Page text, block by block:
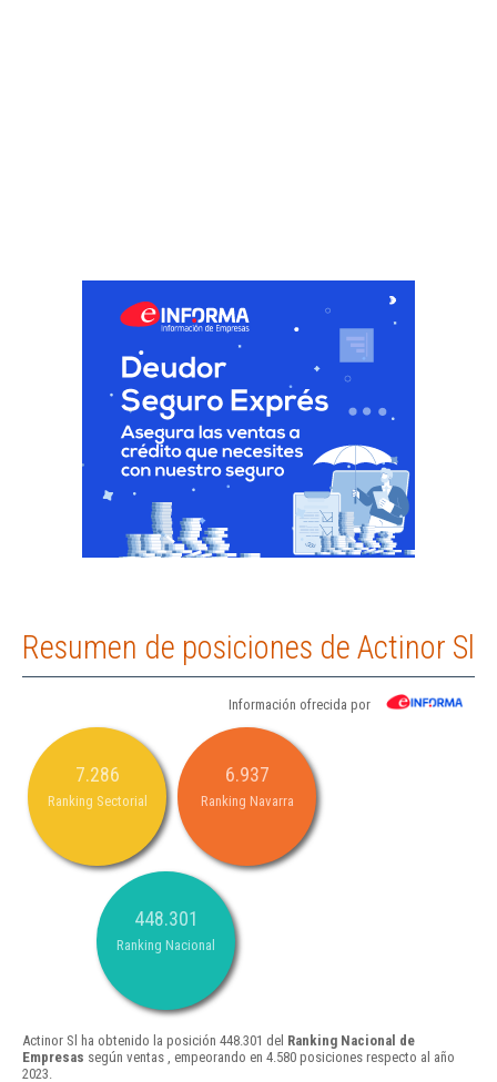
Resumen de posiciones de Actinor Sl
Información ofrecida por
7.286
Ranking Sectorial
6.937
Ranking Navarra
448.301
Ranking Nacional
Actinor Sl ha obtenido la posición 448.301 del Ranking Nacional de
Empresas según ventas , empeorando en 4.580 posiciones respecto al año
2023.